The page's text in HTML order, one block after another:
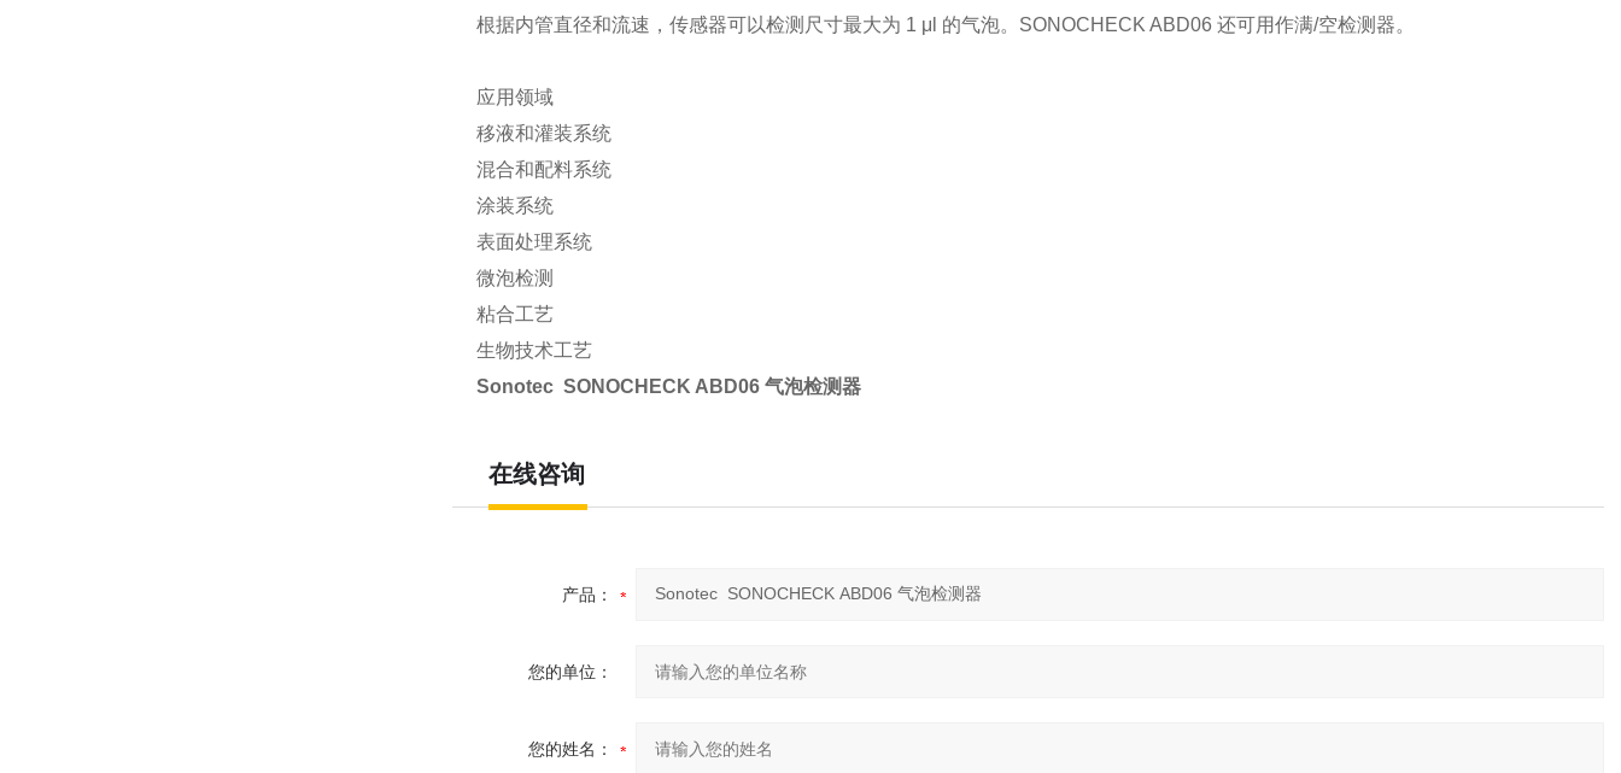
根据内管直径和流速，传感器可以检测尺寸最大为 1 μl 的气泡。SONOCHECK ABD06 还可用作满/空检测器。
应用领域
移液和灌装系统
混合和配料系统
涂装系统
表面处理系统
微泡检测
粘合工艺
生物技术工艺
Sonotec SONOCHECK ABD06 气泡检测器
在线咨询
产品：
您的单位：
您的姓名：